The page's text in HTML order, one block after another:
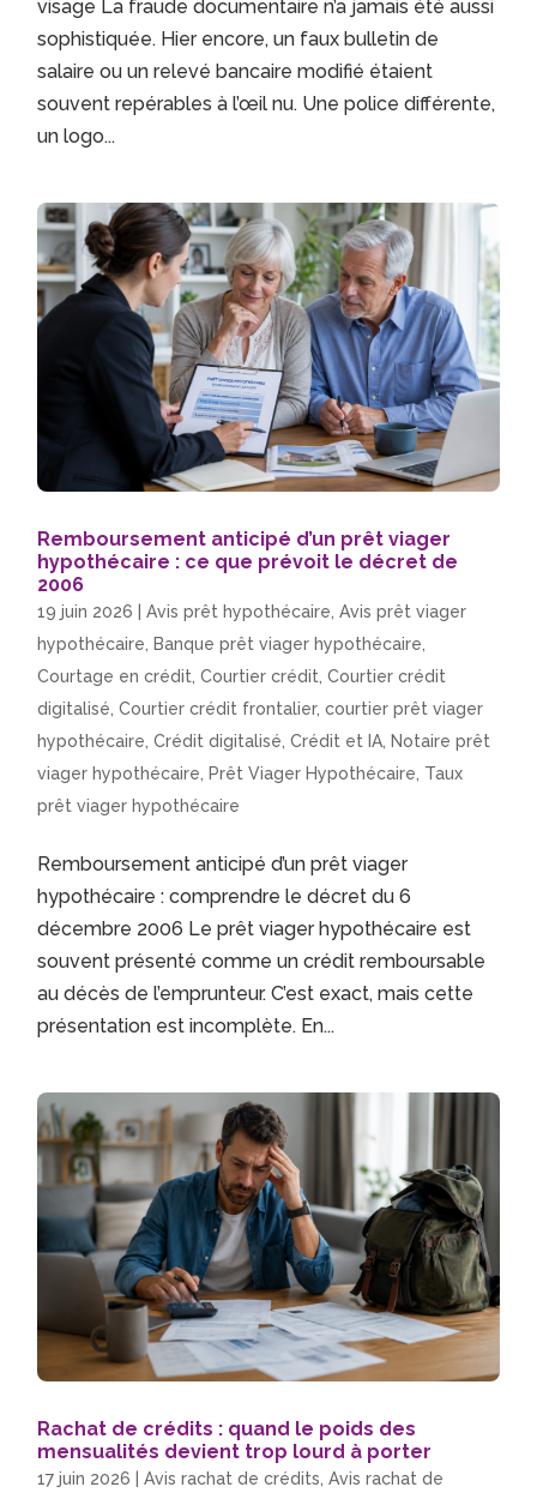
visage La fraude documentaire n’a jamais été aussi
sophistiquée. Hier encore, un faux bulletin de
salaire ou un relevé bancaire modifié étaient
souvent repérables à l’œil nu. Une police différente,
un logo...
Remboursement anticipé d’un prêt viager
hypothécaire : ce que prévoit le décret de
2006
19 juin 2026 |Avis prêt hypothécaire ,Avis prêt viager
hypothécaire
Banque prêt viager hypothécaire
Courtage en crédit ,Courtier crédit ,Courtier crédit
digitalisé ,Courtier crédit frontalier,courtier prêt viager
hypothécaire ,Crédit digitalisé ,Crédit et IA Notaire prêt
viager hypothécaire
Prêt Viager Hypothécaire Taux
prêt viager hypothécaire
Remboursement anticipé d’un prêt viager
hypothécaire : comprendre le décret du 6
décembre 2006 Le prêt viager hypothécaire est
souvent présenté comme un crédit remboursable
au décès de l’emprunteur. C’est exact, mais cette
présentation est incomplète. En...
Rachat de crédits : quand le poids des
mensualités devient trop lourd à porter
17 juin 2026 |Avis rachat de crédits ,Avis rachat de